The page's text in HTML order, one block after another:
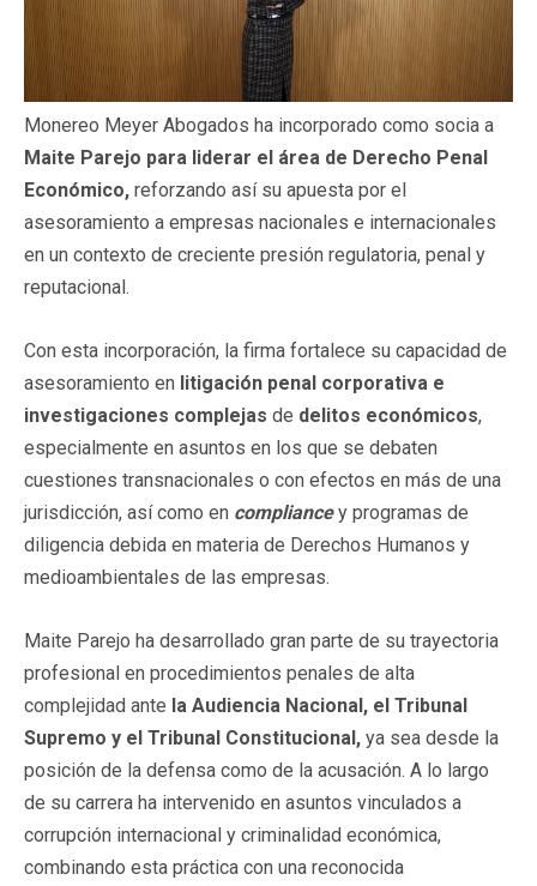
Monereo Meyer Abogados ha incorporado como socia a
Maite Parejo para liderar el área de Derecho Penal
Económico, reforzando así su apuesta por el
asesoramiento a empresas nacionales e internacionales
en un contexto de creciente presión regulatoria, penal y
reputacional.
Con esta incorporación, la firma fortalece su capacidad de
asesoramiento en litigación penal corporativa e
investigaciones complejas de delitos económicos,
especialmente en asuntos en los que se debaten
cuestiones transnacionales o con efectos en más de una
jurisdicción, así como en compliance y programas de
diligencia debida en materia de Derechos Humanos y
medioambientales de las empresas.
Maite Parejo ha desarrollado gran parte de su trayectoria
profesional en procedimientos penales de alta
complejidad ante la Audiencia Nacional, el Tribunal
Supremo y el Tribunal Constitucional, ya sea desde la
posición de la defensa como de la acusación. A lo largo
de su carrera ha intervenido en asuntos vinculados a
corrupción internacional y criminalidad económica,
combinando esta práctica con una reconocida